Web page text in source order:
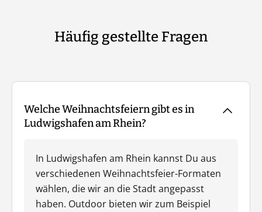
Häufig gestellte Fragen
Welche Weihnachtsfeiern gibt es in
Ludwigshafen am Rhein?
In Ludwigshafen am Rhein kannst Du aus
verschiedenen Weihnachtsfeier-Formaten
wählen, die wir an die Stadt angepasst
haben. Outdoor bieten wir zum Beispiel